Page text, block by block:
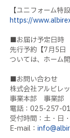
【ユニフォーム特
https://
■お届け予定日時
先行予約【7月5日
ついては、ホーム
■お問い合わせ
株式会社アルビレ
事業本部 事業部
電話：025-257-
受付時間：土・日
E-mail：